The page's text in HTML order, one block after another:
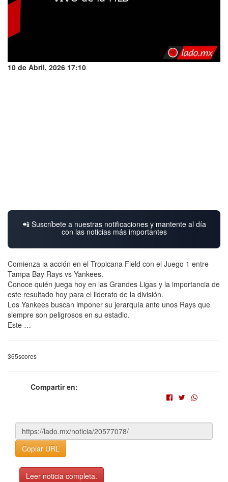
10 de Abril, 2026 17:10
📲 Suscríbete a nuestras notificaciones y mantente al día
con las noticias más importantes
Comienza la acción en el Tropicana Field con el Juego 1 entre
Tampa Bay Rays vs Yankees.
Conoce quién juega hoy en las Grandes Ligas y la importancia de
este resultado hoy para el liderato de la división.
Los Yankees buscan imponer su jerarquía ante unos Rays que
siempre son peligrosos en su estadio.
Este …
365scores
Compartir en:
Copiar URL
Leer noticia completa.